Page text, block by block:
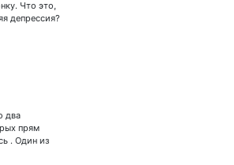
Что это,
депрессия?
два
прям
. Один из